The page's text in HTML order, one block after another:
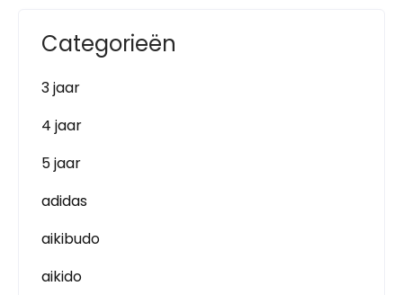
Categorieën
3 jaar
4 jaar
5 jaar
adidas
aikibudo
aikido